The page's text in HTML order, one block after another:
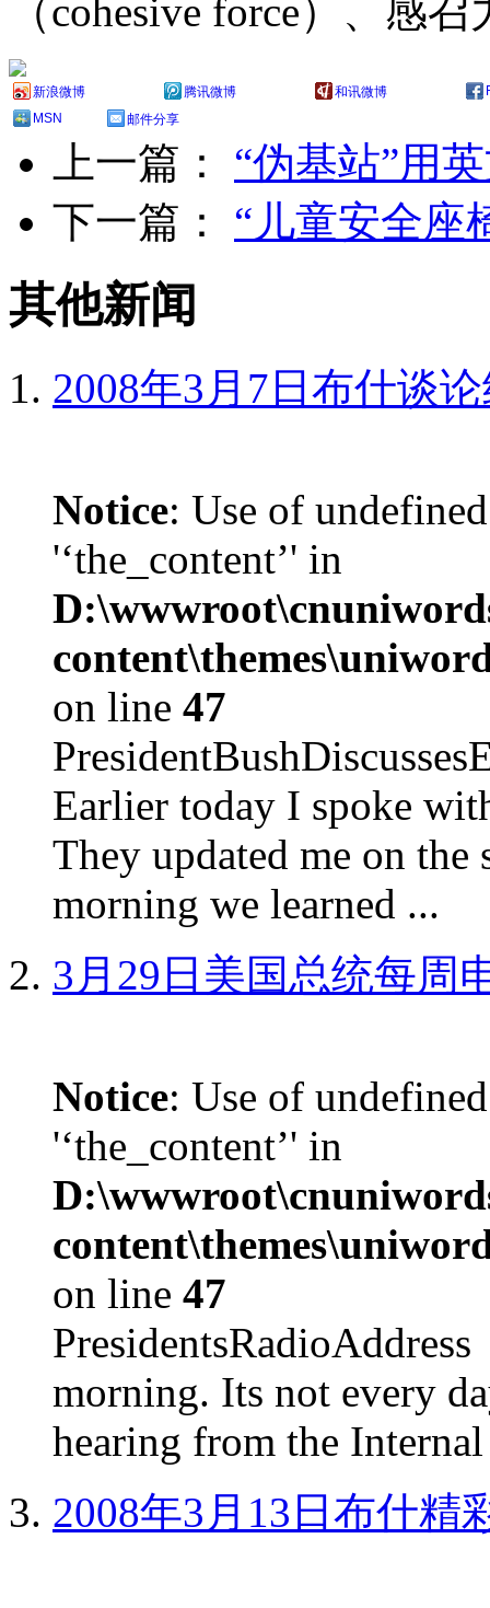
（cohesive force）、感
新浪微博 腾讯微博 和讯微博
MSN
邮件分享
上一篇： “伪基站”用
下一篇： “儿童安全座
其他新闻
2008年3月7日布什谈
Notice: Use of
'‘the_content’' in
on line 47
Earlier today I spoke
They updated me on the
morning we learned ...
3月29日美国总统每周
Notice: Use of
'‘the_content’' in
on line 47
morning. Its not every
hearing from the
2008年3月13日布什精